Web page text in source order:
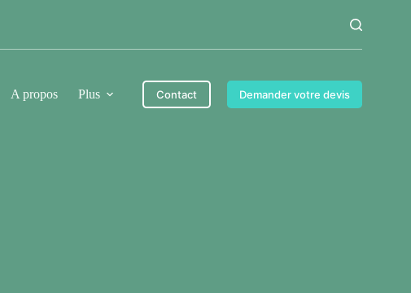
A propos Plus Contact Demander votre devis